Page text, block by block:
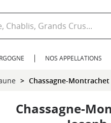
NOS APPELLATIONS
Chassagne-
Chassagne-